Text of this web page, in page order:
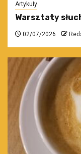
Artykuły
Warsztaty
02/07/2026